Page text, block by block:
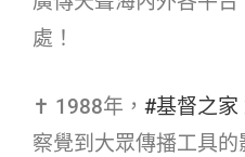
處！
✝ 1988年， #基督之家​
察覺到大眾傳播工具